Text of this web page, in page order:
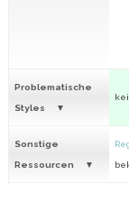
Problematische
Styles
Sonstige
Ressourcen